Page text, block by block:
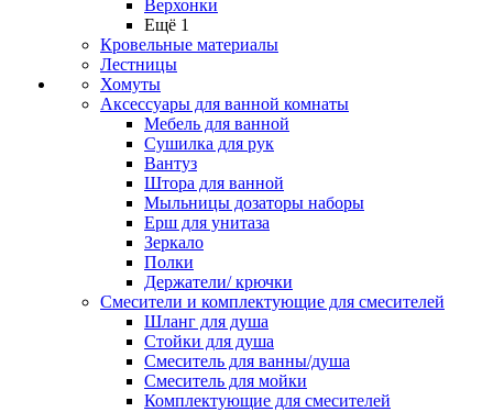
Верхонки
Ещё 1
Кровельные материалы
Лестницы
Хомуты
Аксессуары для ванной комнаты
Мебель для ванной
Сушилка для рук
Вантуз
Штора для ванной
Мыльницы дозаторы наборы
Ерш для унитаза
Зеркало
Полки
Держатели/ крючки
Смесители и комплектующие для смесителей
Шланг для душа
Стойки для душа
Смеситель для ванны/душа
Смеситель для мойки
Комплектующие для смесителей